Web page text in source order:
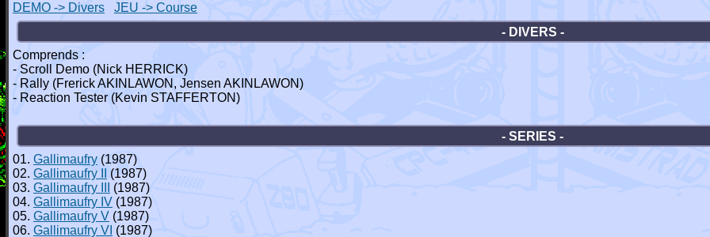
DEMO -> Divers
JEU -> Course
- DIVERS -
Comprends :
- Scroll Demo (Nick HERRICK)
- Rally (Frerick AKINLAWON, Jensen AKINLAWON)
- Reaction Tester (Kevin STAFFERTON)
- SERIES -
01. Gallimaufry (1987)
02. Gallimaufry II
(1987)
03. Gallimaufry III
(1987)
04. Gallimaufry IV (1987)
05. Gallimaufry V (1987)
06. Gallimaufry VI (1987)